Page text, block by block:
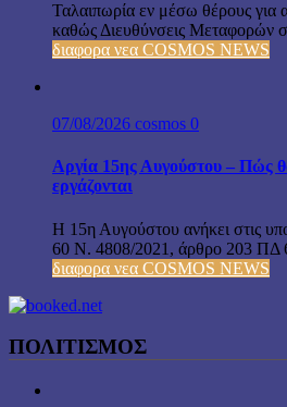
Ταλαιπωρία εν μέσω θέρους για
καθώς Διευθύνσεις Μεταφορών
διαφορα νεα COSMOS NEWS
07/08/2026 cosmos 0
Αργία 15ης Αυγούστου – Πώς
εργάζονται
Η 15η Αυγούστου ανήκει στις
60 Ν. 4808/2021, άρθρο 203 ΠΔ
διαφορα νεα COSMOS NEWS
ΠΟΛΙΤΙΣΜΟΣ